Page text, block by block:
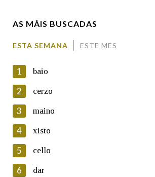
En cumprimento da normativa vixente en
Protección de Datos de Carácter Persoal, a
Galega informa a aqueles usuarios que faciliten
electrónico, así como calquera outra
persoal, que estes datos serán obxecto de
automatizado de carácter confidencial e
ficheiros informáticos. Así mesmo, os usuarios
AS MÁIS BUSCADAS
ESTA SEMANA ESTE MES
1 baio
2 cerzo
3 maino
4 xisto
5 cello
6 dar